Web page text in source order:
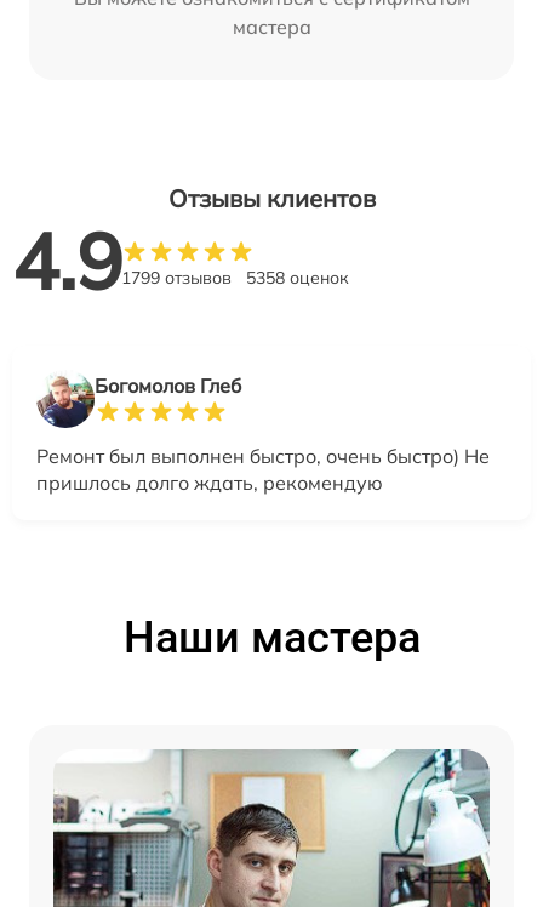
мастера
Отзывы клиентов
4.91799 отзывов 5358 оценок
Богомолов Глеб
Ремонт был выполнен быстро, очень быстро) Не
пришлось долго ждать, рекомендую
Наши мастера